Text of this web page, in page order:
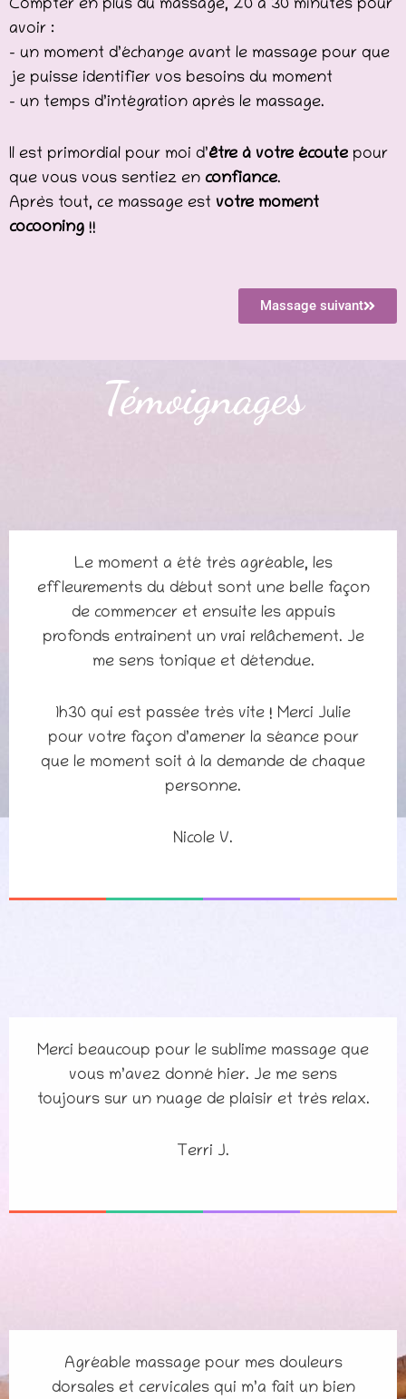
Compter en plus du massage, 20 à 30 minutes pour
avoir :
– un moment d’échange avant le massage pour que
je puisse identifier vos besoins du moment
– un temps d’intégration après le massage.
Il est primordial pour moi d’être à votre écoute pour
que vous vous sentiez en confiance.
Après tout, ce massage est votre moment
cocooning !!
Massage suivant
Témoignages
Le moment a été très agréable, les
effleurements du début sont une belle façon
de commencer et ensuite les appuis
profonds entrainent un vrai relâchement. Je
me sens tonique et détendue.
1h30 qui est passée très vite ! Merci Julie
pour votre façon d’amener la séance pour
que le moment soit à la demande de chaque
personne.
Nicole V.
Merci beaucoup pour le sublime massage que
vous m’avez donné hier. Je me sens
toujours sur un nuage de plaisir et très relax.
Terri J.
Agréable massage pour mes douleurs
dorsales et cervicales qui m’a fait un bien